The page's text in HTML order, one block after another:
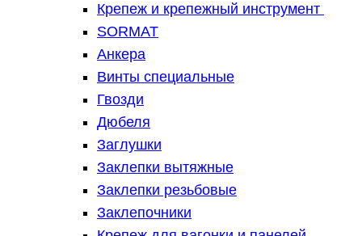
Крепеж и крепежный инструмент
SORMAT
Анкера
Винты специальные
Гвозди
Дюбеля
Заглушки
Заклепки вытяжные
Заклепки резьбовые
Заклепочники